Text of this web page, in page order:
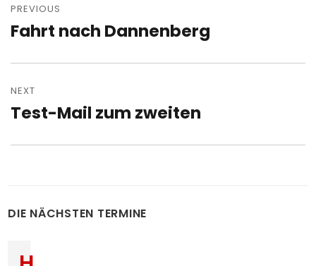
navigation
PREVIOUS
Previous
Fahrt nach Dannenberg
NEXT
Next
Test-Mail zum zweiten
DIE NÄCHSTEN TERMINE